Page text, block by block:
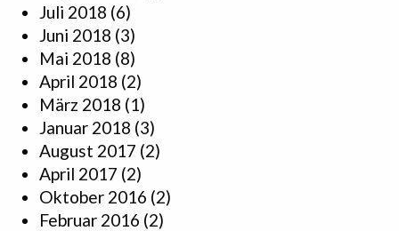
Juli 2018 (6)
Juni 2018 (3)
Mai 2018 (8)
April 2018 (2)
März 2018 (1)
Januar 2018 (3)
August 2017 (2)
April 2017 (2)
Oktober 2016 (2)
Februar 2016 (2)